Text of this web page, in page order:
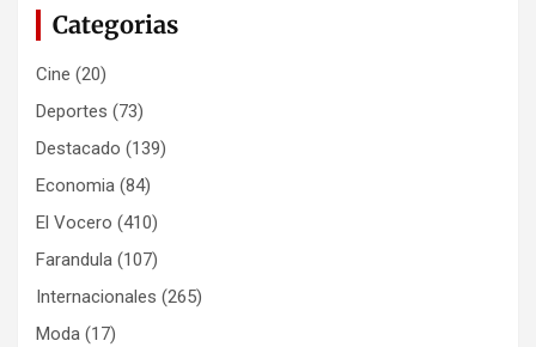
Categorias
Cine (20)
Deportes (73)
Destacado (139)
Economia (84)
El Vocero (410)
Farandula (107)
Internacionales (265)
Moda (17)